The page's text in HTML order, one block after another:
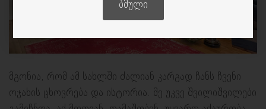
მგონია, რომ ამ სახლში ძალიან კარგად ჩანს ჩვენი
ოჯახის ცხოვრება და ისტორია. მე უკვე შვილიშვილები
ᲑᲛᲣᲚᲘ